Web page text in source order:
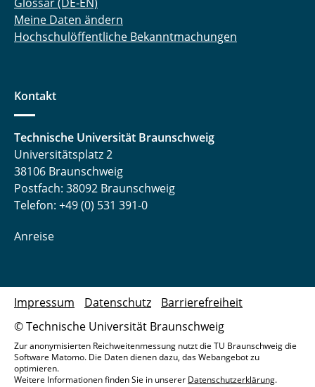
Meine Daten ändern
Hochschulöffentliche Bekanntmachungen
Kontakt
Technische Universität Braunschweig
Universitätsplatz 2
38106 Braunschweig
Postfach: 38092 Braunschweig
Telefon: +49 (0) 531 391-0
Anreise
© Technische Universität Braunschweig
Impressum Datenschutz Barrierefreiheit
Zur anonymisierten Reichweitenmessung nutzt die TU Braunschweig die
Software Matomo. Die Daten dienen dazu, das Webangebot zu
optimieren.
Weitere Informationen finden Sie in unserer Datenschutzerklärung.